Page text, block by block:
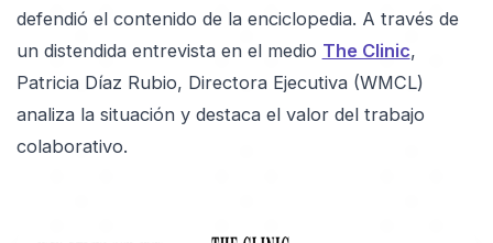
defendió el contenido de la enciclopedia. A través de
un distendida entrevista en el medio The Clinic,
Patricia Díaz Rubio, Directora Ejecutiva (WMCL)
analiza la situación y destaca el valor del trabajo
colaborativo.